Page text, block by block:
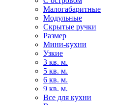
Малогабаритные
Модульные
Скрытые ручки
Размер
Мини-кухни
Узкие
3 кв. м.
5 кв. м.
6 кв. м.
9 кв. м.
Все для кухни